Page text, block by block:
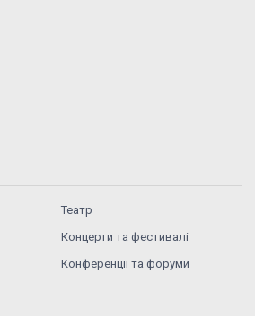
Театр
Концерти та фестивалі
Конференції та форуми